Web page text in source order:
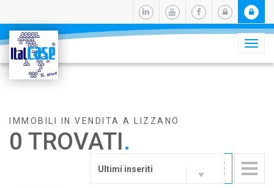
IMMOBILI IN VENDITA A LIZZANO
0 TROVATI.
Ultimi inseriti